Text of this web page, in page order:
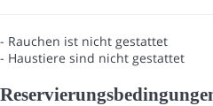
- Rauchen ist nicht gestattet
- Haustiere sind nicht gestattet